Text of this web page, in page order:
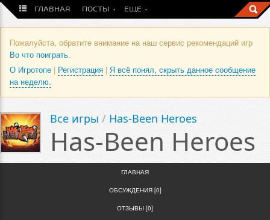
ГЛАВНАЯ ПОСТЫ ЕЩЕ
Пожалуйста, обратите внимание на наш сервис рекомендаций игр
Во что поиграть.
О Игротопе | Регистрация | Я всё понял, скрыть данное сообщение
на неделю.
Все игры / Has-Been Heroes
Has-Been Heroes
ГЛАВНАЯ
ОБСУЖДЕНИЯ [0]
ОТЗЫВЫ [0]